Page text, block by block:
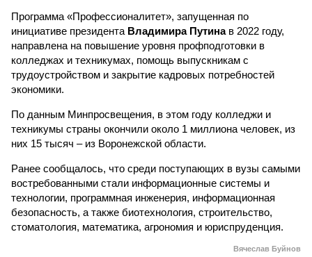
Программа «Профессионалитет», запущенная по
инициативе президента Владимира Путинав 2022 году,
направлена на повышение уровня профподготовки в
колледжах и техникумах, помощь выпускникам с
трудоустройством и закрытие кадровых потребностей
экономики.
По данным Минпросвещения, в этом году колледжи и
техникумы страны окончили около 1 миллиона человек, из
них 15 тысяч – из Воронежской области.
Ранее сообщалось, что среди поступающих в вузы самыми
востребованными стали информационные системы и
технологии, программная инженерия, информационная
безопасность, а также биотехнология, строительство,
стоматология, математика, агрономия и юриспруденция.
Вячеслав Буйнов